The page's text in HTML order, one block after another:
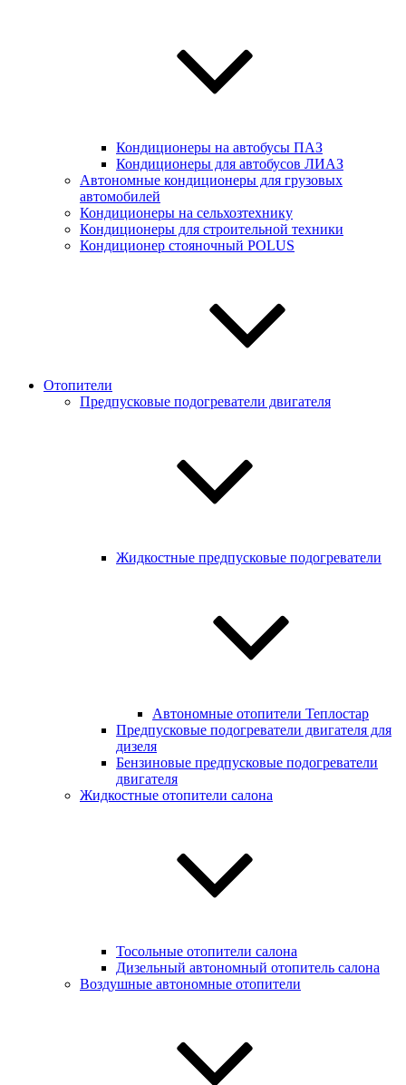
Кондиционеры на автобусы ПАЗ
Кондиционеры для автобусов ЛИАЗ
Автономные кондиционеры для грузовых
автомобилей
Кондиционеры на сельхозтехнику
Кондиционеры для строительной техники
Кондиционер стояночный POLUS
Отопители
Предпусковые подогреватели двигателя
Жидкостные предпусковые подогреватели
Автономные отопители Теплостар
Предпусковые подогреватели двигателя для
дизеля
Бензиновые предпусковые подогреватели
двигателя
Жидкостные отопители салона
Тосольные отопители салона
Дизельный автономный отопитель салона
Воздушные автономные отопители